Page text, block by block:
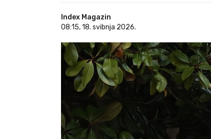
Index Magazin
08:15, 18. svibnja 2026.